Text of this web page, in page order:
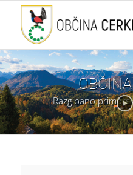
Razgibano
OBČINA